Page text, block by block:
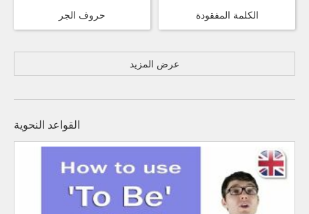
حروف الجر الكلمة المفقودة
عرض المزيد
القواعد النحوية